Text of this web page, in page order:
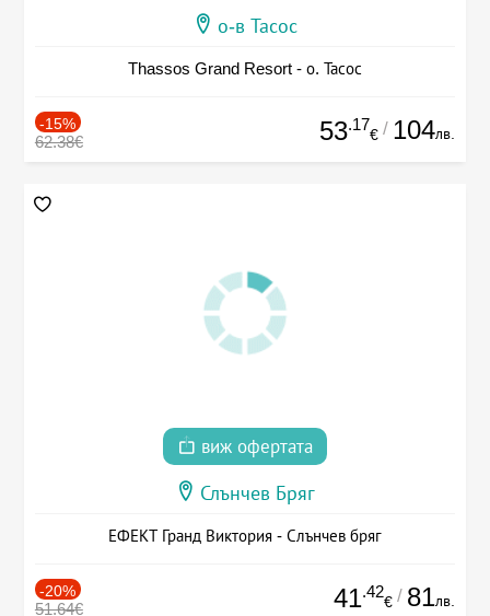
о-в Тасос
Thassos Grand Resort - о. Тасос
-15%
62.38€ 53.17
€ / 104лв.
виж офертата
Слънчев Бряг
ЕФЕКТ Гранд Виктория - Слънчев бряг
-20%
51.64€ 41.42
€ / 81лв.